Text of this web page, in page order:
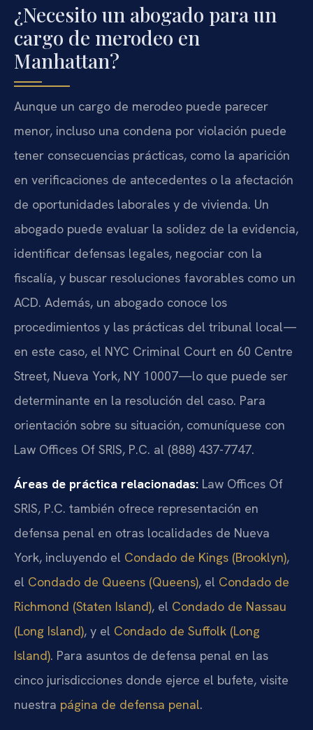
¿Necesito un abogado para un
cargo de merodeo en
Manhattan?
Aunque un cargo de merodeo puede parecer
menor, incluso una condena por violación puede
tener consecuencias prácticas, como la aparición
en verificaciones de antecedentes o la afectación
de oportunidades laborales y de vivienda. Un
abogado puede evaluar la solidez de la evidencia,
identificar defensas legales, negociar con la
fiscalía, y buscar resoluciones favorables como un
ACD. Además, un abogado conoce los
procedimientos y las prácticas del tribunal local—
en este caso, el NYC Criminal Court en 60 Centre
Street, Nueva York, NY 10007—lo que puede ser
determinante en la resolución del caso. Para
orientación sobre su situación, comuníquese con
Law Offices Of SRIS, P.C. al (888) 437-7747.
Áreas de práctica relacionadas: Law Offices Of
SRIS, P.C. también ofrece representación en
defensa penal en otras localidades de Nueva
York, incluyendo el Condado de Kings (Brooklyn),
el Condado de Queens (Queens), el Condado de
Richmond (Staten Island), el Condado de Nassau
(Long Island), y el Condado de Suffolk (Long
Island). Para asuntos de defensa penal en las
cinco jurisdicciones donde ejerce el bufete, visite
nuestra página de defensa penal.